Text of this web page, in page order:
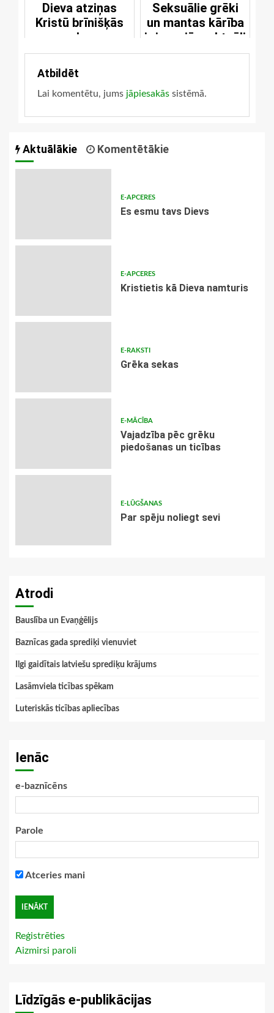
Dieva atziņas
Kristū brīnišķās
sekas
Seksuālie grēki
un mantas kārība
ir joprojām aktuāli
kristiešiem
Atbildēt
Lai komentētu, jums jāpiesakās sistēmā.
Aktuālākie Komentētākie
E-APCERES
Es esmu tavs Dievs
E-APCERES
Kristietis kā Dieva namturis
E-RAKSTI
Grēka sekas
E-MĀCĪBA
Vajadzība pēc grēku
piedošanas un ticības
E-LŪGŠANAS
Par spēju noliegt sevi
Atrodi
Bauslība un Evaņģēlijs
Baznīcas gada sprediķi vienuviet
Ilgi gaidītais latviešu sprediķu krājums
Lasāmviela ticības spēkam
Luteriskās ticības apliecības
Ienāc
e-baznīcēns
Parole
Atceries mani
Reģistrēties
Aizmirsi paroli
Līdzīgās e-publikācijas